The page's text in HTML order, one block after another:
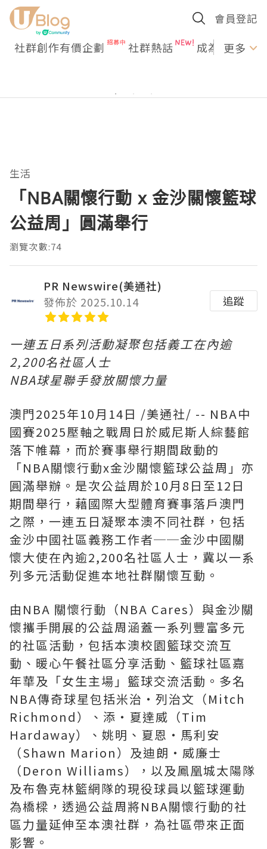
會員登記
社群創作有價企劃 社群熱話 成為U更多
生活
「NBA關懷行動 x 金沙關懷籃球
公益周」圓滿舉行
瀏覽次數:74
PR Newswire(美通社)
發佈於 2025.10.14
追蹤
一連五日系列活動凝聚包括義工在內逾
2,200名社區人士
NBA球星聯手發放關懷力量
澳門2025年10月14日 /美通社/ -- NBA中
國賽2025壓軸之戰周日於威尼斯人綜藝館
落下帷幕，而於賽事舉行期間啟動的
「NBA關懷行動x金沙關懷籃球公益周」亦
圓滿舉辦。是次公益周於10月8日至12日
期間舉行，藉國際大型體育賽事落戶澳門
之際，一連五日凝聚本澳不同社群，包括
金沙中國社區義務工作者──金沙中國關
懷大使在內逾2,200名社區人士，冀以一系
列多元活動促進本地社群關懷互動。
由NBA 關懷行動（NBA Cares）與金沙關
懷攜手開展的公益周涵蓋一系列豐富多元
的社區活動，包括本澳校園籃球交流互
動、暖心午餐社區分享活動、籃球社區嘉
年華及「女生主場」籃球交流活動。多名
NBA傳奇球星包括米治‧列治文（Mitch
Richmond）、添‧夏達威（Tim
Hardaway）、姚明、夏恩‧馬利安
（Shawn Marion）及迪朗‧威廉士
（Deron Williams），以及鳳凰城太陽隊
及布魯克林籃網隊的現役球員以籃球運動
為橋樑，透過公益周將NBA關懷行動的社
區力量延伸至本澳社群，為社區帶來正面
影響。